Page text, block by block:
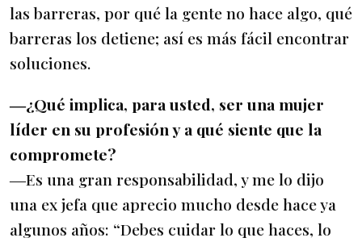
las barreras, por qué la gente no hace algo, qué
barreras los detiene; así es más fácil encontrar
soluciones.
―¿Qué implica, para usted, ser una mujer
líder en su profesión y a qué siente que la
compromete?
―Es una gran responsabilidad, y me lo dijo
una ex jefa que aprecio mucho desde hace ya
algunos años: “Debes cuidar lo que haces, lo